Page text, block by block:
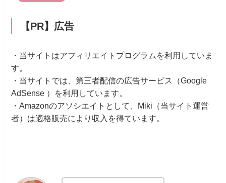
【PR】広告
・当サイトはアフィリエイトプログラムを利用していま
す。
・当サイトでは、第三者配信の広告サービス（Google
AdSense ）を利用しています。
・Amazonのアソシエイトとして、Miki（当サイト運営
者）は適格販売により収入を得ています。